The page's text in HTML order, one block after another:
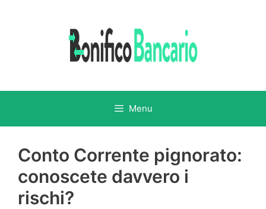
Menu
Conto Corrente pignorato:
conoscete davvero i
rischi?